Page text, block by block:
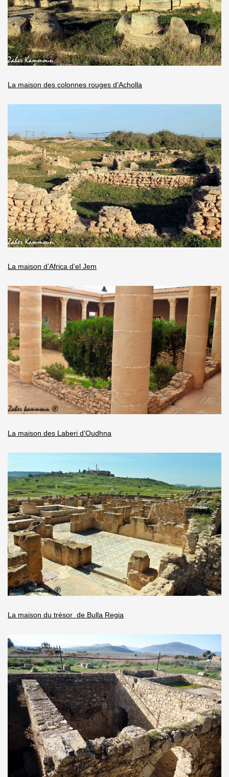
La maison des colonnes rouges d’Acholla
La maison d’Africa d’el Jem
La maison des Laberi d’Oudhna
La maison du trésor de Bulla Regia